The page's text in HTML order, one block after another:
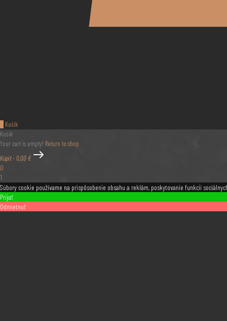
Košík
Košík
Your cart is empty! Return to shop
Kúpiť-0,00 €
0
1
Súbory cookie používame na prispôsobenie obsahu a reklám, poskytovanie funkcií
Prijať
Odmietnuť